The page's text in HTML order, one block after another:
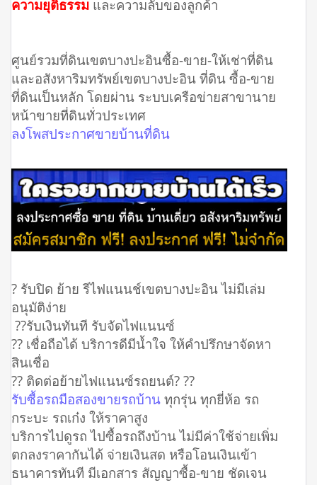
ความยุติธรรม และความลับของลูกค้า
ศูนย์รวมที่ดินเขตบางปะอินซื้อ-ขาย-ให้เช่าที่ดิน
และอสังหาริมทรัพย์เขตบางปะอิน ที่ดิน ซื้อ-ขาย
ที่ดินเป็นหลัก โดยผ่าน ระบบเครือข่ายสาขานาย
หน้าขายที่ดินทั่วประเทศ
ลงโพสประกาศขายบ้านที่ดิน
? รับปิด ย้าย รีไฟแนนช์เขตบางปะอิน ไม่มีเล่ม
อนุมัติง่าย
??รับเงินทันที รับจัดไฟแนนซ์
?? เชื่อถือได้ บริการดีมีน้ำใจ ให้คำปรึกษาจัดหา
สินเชื่อ
?? ติดต่อย้ายไฟแนนซ์รถยนต์? ??
รับซื้อรถมือสองขายรถบ้าน ทุกรุ่น ทุกยี่ห้อ รถ
กระบะ รถเก๋ง ให้ราคาสูง
บริการไปดูรถ ไปซื้อรถถึงบ้าน ไม่มีค่าใช้จ่ายเพิ่ม
ตกลงราคากันได้ จ่ายเงินสด หรือโอนเงินเข้า
ธนาคารทันที มีเอกสาร สัญญาซื้อ-ขาย ชัดเจน